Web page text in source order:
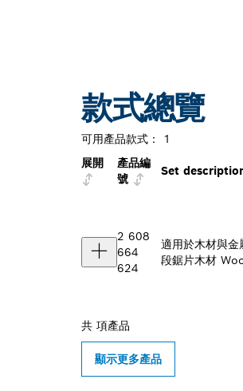
款式總覽
可用產品款式：
1
展開
產品編
號
Set
2 608
664
624
適用於木材與
段鋸片木材
共 項產品
顯示更多產品